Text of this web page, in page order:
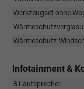
Werkzeugset ohne
Wärmeschutz-
Infotainment &
8 Lautsprecher